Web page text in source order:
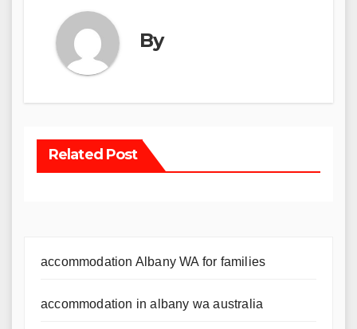
By
Related Post
accommodation Albany WA for families
accommodation in albany wa australia